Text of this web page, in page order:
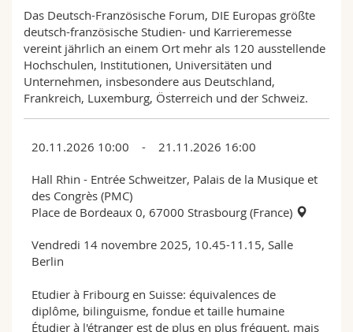
Das Deutsch-Französische Forum, DIE Europas größte
deutsch-französische Studien- und Karrieremesse
vereint jährlich an einem Ort mehr als 120 ausstellende
Hochschulen, Institutionen, Universitäten und
Unternehmen, insbesondere aus Deutschland,
Frankreich, Luxemburg, Österreich und der Schweiz.
20.11.2026 10:00 - 21.11.2026 16:00
Hall Rhin - Entrée Schweitzer, Palais de la Musique et
des Congrès (PMC)
Place de Bordeaux 0, 67000 Strasbourg (France)
Vendredi 14 novembre 2025, 10.45-11.15, Salle
Berlin
Etudier à Fribourg en Suisse: équivalences de
diplôme, bilinguisme, fondue et taille humaine
Étudier à l'étranger est de plus en plus fréquent, mais